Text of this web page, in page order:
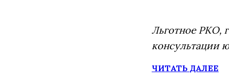
Льготное РКО,
консультации
ЧИТАТЬ ДАЛЕЕ